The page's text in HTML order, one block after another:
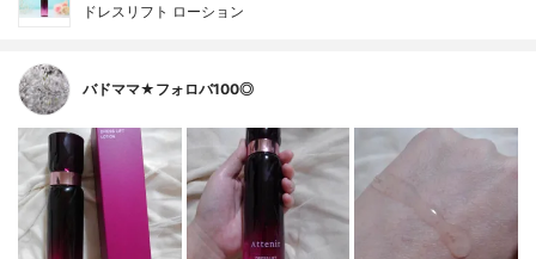
ドレスリフト ローション
バドママ★フォロバ100◎